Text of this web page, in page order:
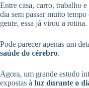
Entre casa, carro, trabalho
dia sem passar muito
gente, essa já virou a rotina.
Pode parecer apenas um
saúde do cérebro.
Agora, um grande estudo
expostas à luz durante o